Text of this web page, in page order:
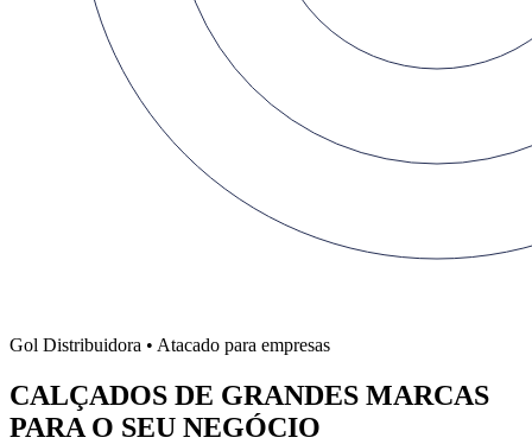
Gol Distribuidora • Atacado para empresas
CALÇADOS DE GRANDES MARCAS
PARA O SEU NEGÓCIO